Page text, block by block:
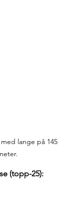
lange på 145
(topp-25):